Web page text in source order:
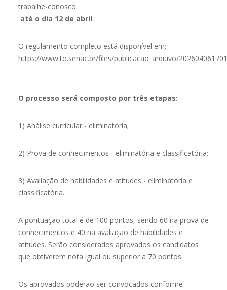
trabalhe-conosco
até o dia 12 de abril.
O regulamento completo está disponível em:
https://www.to.senac.br/files/publicacao_arquivo/
.
O processo será composto por três etapas:
1) Análise curricular - eliminatória;
2) Prova de conhecimentos - eliminatória e classificatória;
3) Avaliação de habilidades e atitudes - eliminatória e
classificatória.
A pontuação total é de 100 pontos, sendo 60 na prova de
conhecimentos e 40 na avaliação de habilidades e
atitudes. Serão considerados aprovados os candidatos
que obtiverem nota igual ou superior a 70 pontos.
Os aprovados poderão ser convocados conforme